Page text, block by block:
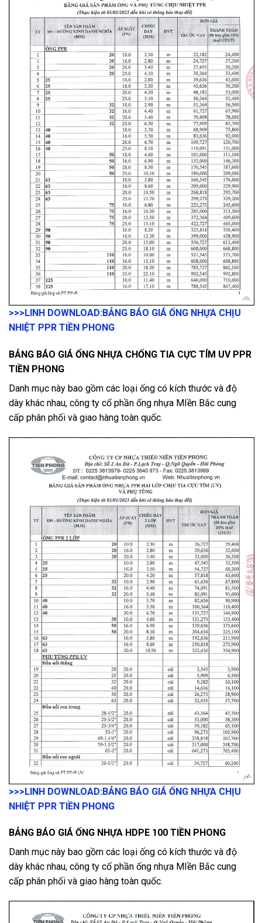
>>>LINH DOWNLOAD:BẢNG BÁO GIÁ ỐNG NHỰA CHỊU
NHIỆT PPR TIỀN PHONG
BẢNG BÁO GIÁ ỐNG NHỰA CHỐNG TIA CỰC TÍM UV PPR
TIỀN PHONG
Danh mục này bao gồm các loại ống có kích thước và độ
dày khác nhau, công ty cổ phần ống nhựa MIền Bắc cung
cấp phân phối và giao hàng toàn quốc.
>>>LINH DOWNLOAD:BẢNG BÁO GIÁ ỐNG NHỰA CHỊU
NHIỆT PPR TIỀN PHONG
BẢNG BÁO GIÁ ỐNG NHỰA HDPE 100 TIỀN PHONG
Danh mục này bao gồm các loại ống có kích thước và độ
dày khác nhau, công ty cổ phần ống nhựa MIền Bắc cung
cấp phân phối và giao hàng toàn quốc.